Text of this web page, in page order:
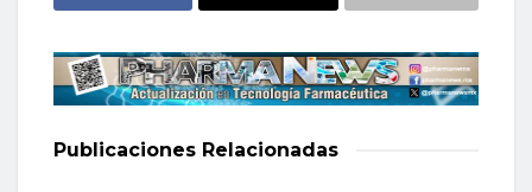
Publicaciones Relacionadas